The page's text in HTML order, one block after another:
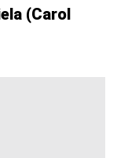
(Carol